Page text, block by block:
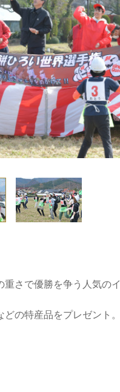
さで優勝を争う人気のイ
の特産品をプレゼント。